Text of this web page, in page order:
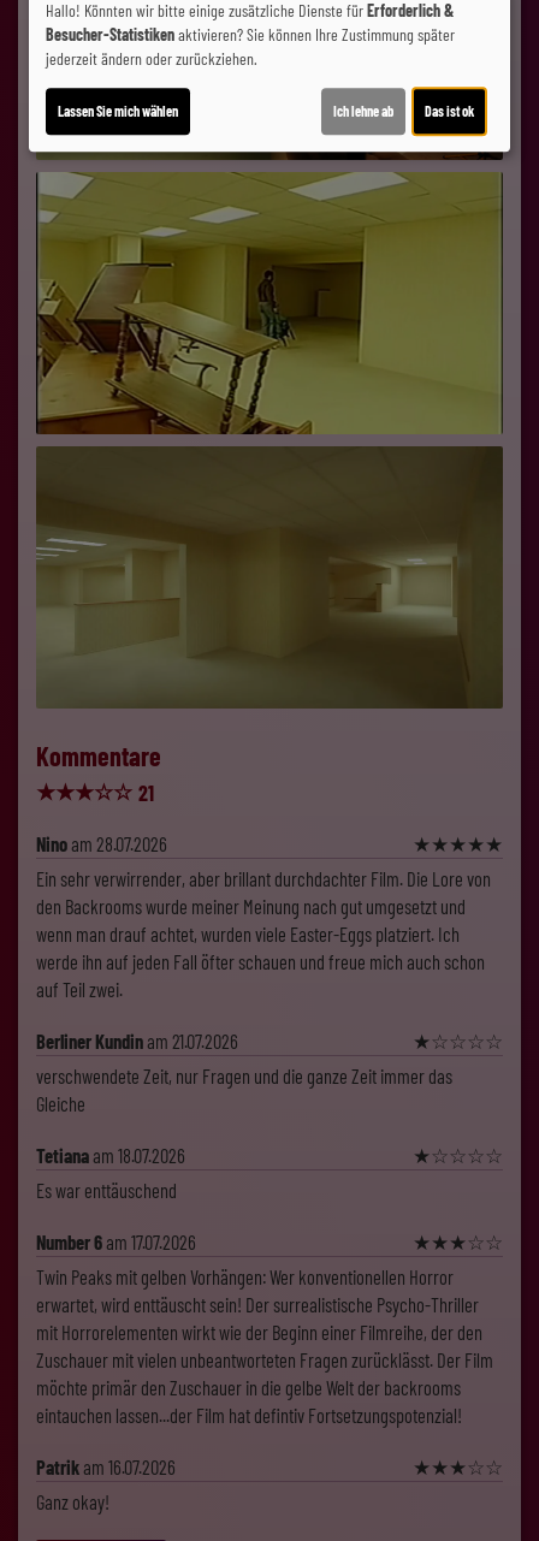
Kommentare
★★★☆☆ 21
Nino am 28.07.2026 ★★★★★
Ein sehr verwirrender, aber brillant durchdachter Film. Die Lore von
den Backrooms wurde meiner Meinung nach gut umgesetzt und
wenn man drauf achtet, wurden viele Easter-Eggs platziert. Ich
werde ihn auf jeden Fall öfter schauen und freue mich auch schon
auf Teil zwei.
Berliner Kundin am 21.07.2026 ★☆☆☆☆
verschwendete Zeit, nur Fragen und die ganze Zeit immer das
Gleiche
Tetiana am 18.07.2026 ★☆☆☆☆
Es war enttäuschend
Number 6 am 17.07.2026 ★★★☆☆
Twin Peaks mit gelben Vorhängen: Wer konventionellen Horror
erwartet, wird enttäuscht sein! Der surrealistische Psycho-Thriller
mit Horrorelementen wirkt wie der Beginn einer Filmreihe, der den
Zuschauer mit vielen unbeantworteten Fragen zurücklässt. Der Film
möchte primär den Zuschauer in die gelbe Welt der backrooms
eintauchen lassen...der Film hat defintiv Fortsetzungspotenzial!
Patrik am 16.07.2026 ★★★☆☆
Ganz okay!
Hallo! Könnten wir bitte einige zusätzliche Dienste fürErforderlich &
Besucher-Statistikenaktivieren? Sie können Ihre Zustimmung später
jederzeit ändern oder zurückziehen.
Lassen Sie mich wählen Ich lehne ab Das ist ok